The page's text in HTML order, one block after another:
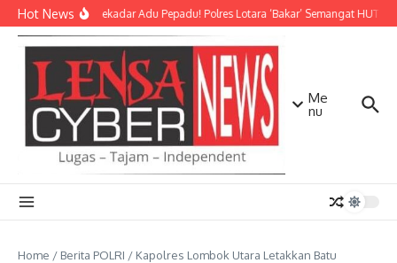
Lewati ke konten
Hot NewsBukan Sekadar Adu Pepadu! Polres Lotara ‘Bakar’ Semangat HUT
Me
nu
Home / Berita POLRI / Kapolres Lombok Utara Letakkan Batu